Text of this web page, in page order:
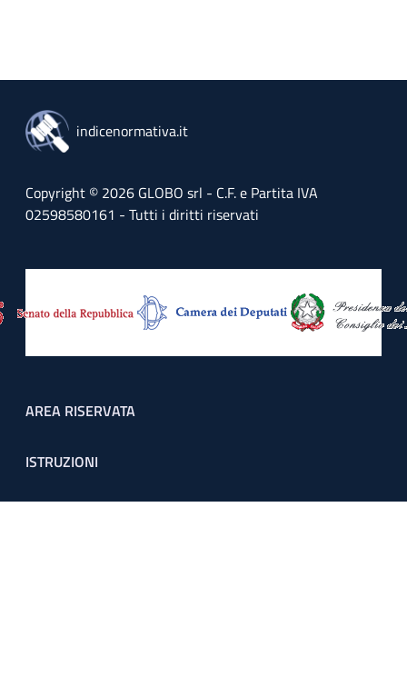
indicenormativa.it
Copyright © 2026 GLOBO srl - C.F. e Partita IVA
02598580161 - Tutti i diritti riservati
Footer menu
AREA RISERVATA
ISTRUZIONI